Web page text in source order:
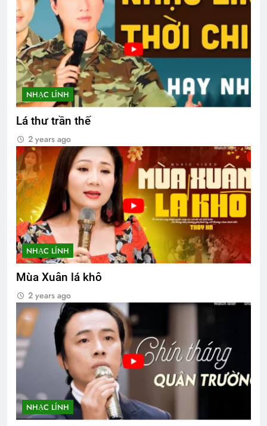
NHẠC LÍNH
Lá thư trần thế
2 years ago
NHẠC LÍNH
Mùa Xuân lá khô
2 years ago
NHẠC LÍNH